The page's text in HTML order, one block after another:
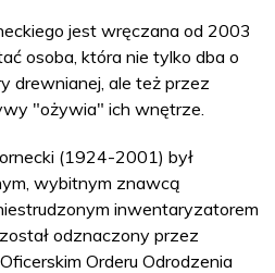
jest wręczana od 2003
osoba, która nie tylko dba o
drewnianej, ale też przez
"ożywia" ich wnętrze.
(1924-2001) był
wybitnym znawcą
inwentaryzatorem
odznaczony przez
Orderu Odrodzenia